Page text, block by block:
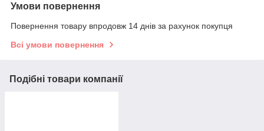
Умови повернення
Повернення товару впродовж 14 днів за рахунок покупця
Всі умови повернення
Подібні товари компанії